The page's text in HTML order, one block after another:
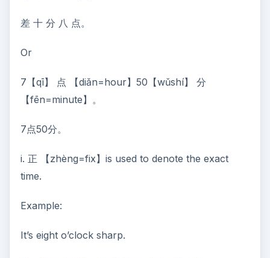
差 十 分 八 点。
Or
7【qī】 点 【diǎn=hour】50【wǔshí】 分
【fēn=minute】。
7点50分。
i. 正 【zhèng=fix】is used to denote the exact
time.
Example:
It’s eight o’clock sharp.